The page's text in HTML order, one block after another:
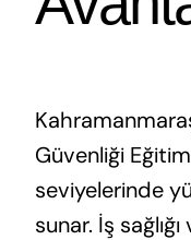
Güvenliği
seviyelerinde
sunar. İş